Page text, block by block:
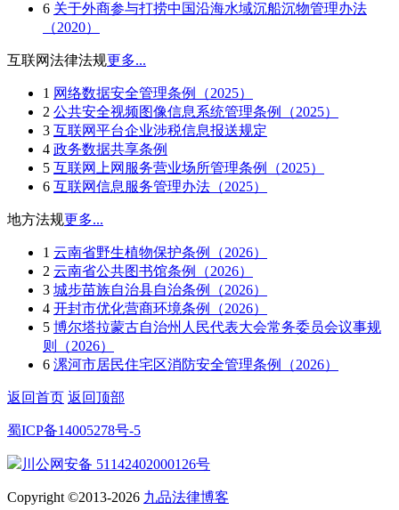
6 关于外商参与打捞中国沿海水域沉船沉物管理办法
（2020）
互联网法律法规更多...
1 网络数据安全管理条例（2025）
2 公共安全视频图像信息系统管理条例（2025）
3 互联网平台企业涉税信息报送规定
4 政务数据共享条例
5 互联网上网服务营业场所管理条例（2025）
6 互联网信息服务管理办法（2025）
地方法规更多...
1 云南省野生植物保护条例（2026）
2 云南省公共图书馆条例（2026）
3 城步苗族自治县自治条例（2026）
4 开封市优化营商环境条例（2026）
5 博尔塔拉蒙古自治州人民代表大会常务委员会议事规
则（2026）
6 漯河市居民住宅区消防安全管理条例（2026）
返回首页 返回顶部
蜀ICP备14005278号-5
川公网安备 51142402000126号
Copyright ©2013-2026 九品法律博客